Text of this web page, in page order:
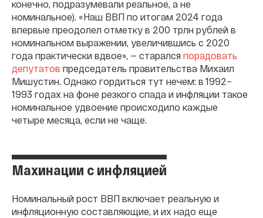
конечно, подразумевали реальное, а не
номинальное). «Наш ВВП по итогам 2024 года
впервые преодолел отметку в 200 трлн рублей в
номинальном выражении, увеличившись с 2020
года практически вдвое», — старался порадовать
депутатов председатель правительства Михаил
Мишустин. Однако гордиться тут нечем: в 1992–
1993 годах на фоне резкого спада и инфляции такое
номинальное удвоение происходило каждые
четыре месяца, если не чаще.
Махинации с инфляцией
Номинальный рост ВВП включает реальную и
инфляционную составляющие, и их надо еще